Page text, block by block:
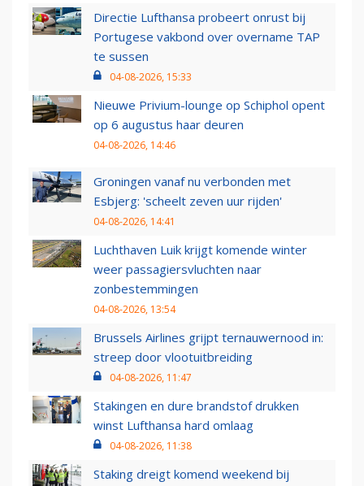
Directie Lufthansa probeert onrust bij
Portugese vakbond over overname TAP
te sussen
04-08-2026, 15:33
Nieuwe Privium-lounge op Schiphol opent
op 6 augustus haar deuren
04-08-2026, 14:46
Groningen vanaf nu verbonden met
Esbjerg: 'scheelt zeven uur rijden'
04-08-2026, 14:41
Luchthaven Luik krijgt komende winter
weer passagiersvluchten naar
zonbestemmingen
04-08-2026, 13:54
Brussels Airlines grijpt ternauwernood in:
streep door vlootuitbreiding
04-08-2026, 11:47
Stakingen en dure brandstof drukken
winst Lufthansa hard omlaag
04-08-2026, 11:38
Staking dreigt komend weekend bij